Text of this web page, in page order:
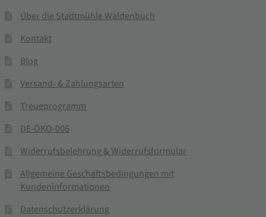
Über die Stadtmühle Waldenbuch
Kontakt
Blog
Versand- & Zahlungsarten
Treueprogramm
DE-ÖKO-006
Widerrufsbelehrung & Widerrufsformular
Allgemeine Geschäftsbedingungen mit
Kundeninformationen
Datenschutzerklärung